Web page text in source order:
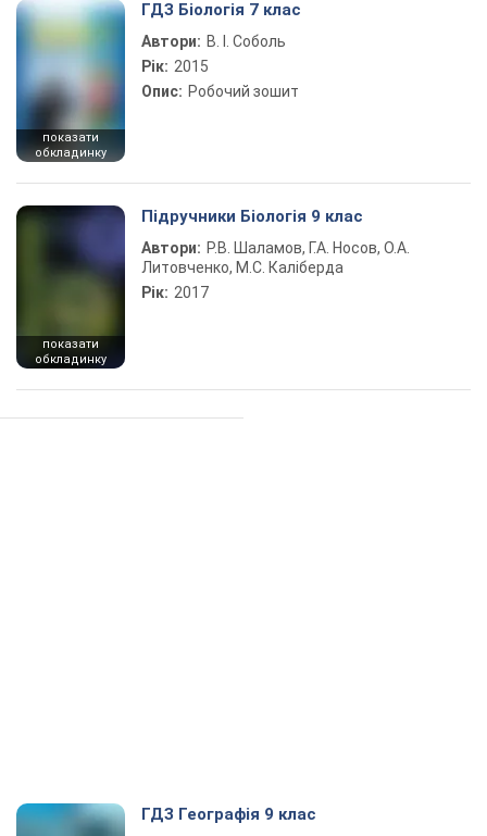
показати
обкладинку
ГДЗ Біологія 7 клас
Автори: В. І. Соболь
Рік: 2015
Опис: Робочий зошит
показати
обкладинку
Підручники Біологія 9 клас
Автори: Р.В. Шаламов, Г.А. Носов, О.А.
Литовченко, М.С. Каліберда
Рік: 2017
ГДЗ Географія 9 клас